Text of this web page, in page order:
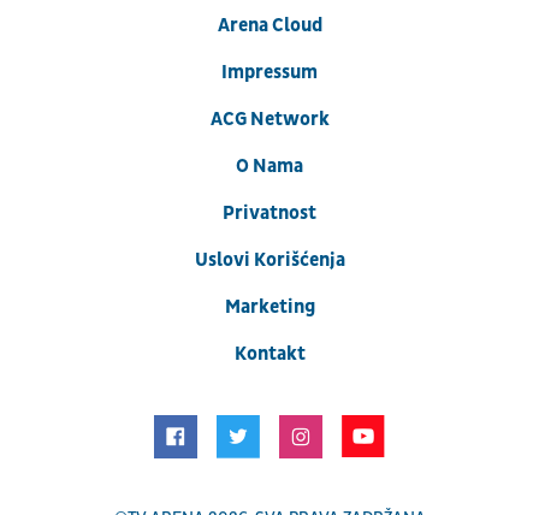
Arena Cloud
Impressum
ACG Network
O Nama
Privatnost
Uslovi Korišćenja
Marketing
Kontakt